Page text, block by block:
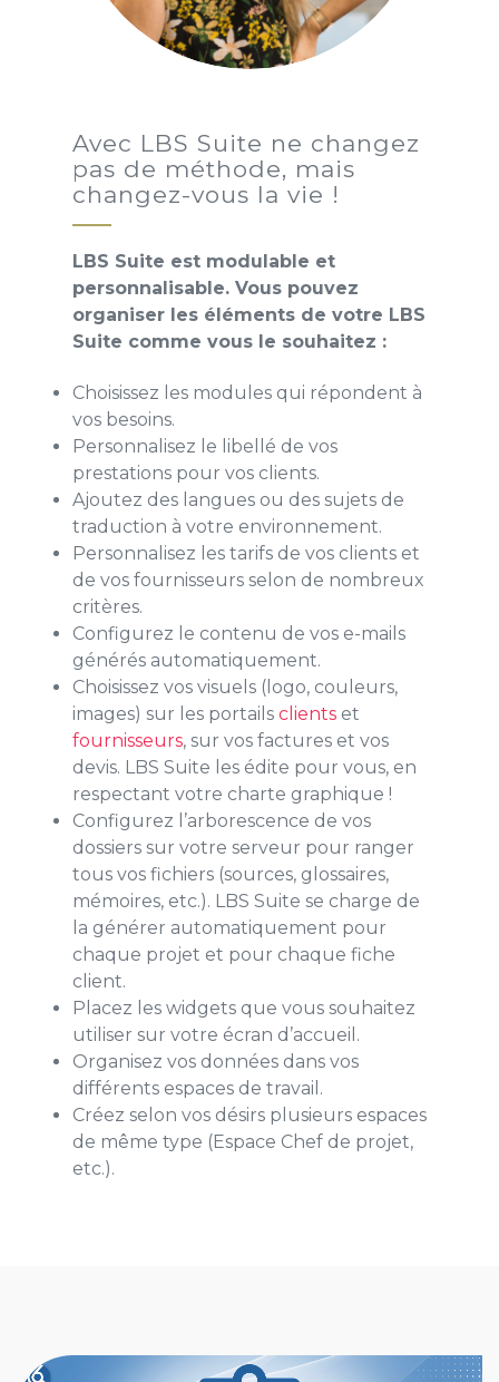
Avec LBS Suite ne changez
pas de méthode, mais
changez-vous la vie !
LBS Suite est modulable et
personnalisable. Vous pouvez
organiser les éléments de votre LBS
Suite comme vous le souhaitez :
Choisissez les modules qui répondent à
vos besoins.
Personnalisez le libellé de vos
prestations pour vos clients.
Ajoutez des langues ou des sujets de
traduction à votre environnement.
Personnalisez les tarifs de vos clients et
de vos fournisseurs selon de nombreux
critères.
Configurez le contenu de vos e-mails
générés automatiquement.
Choisissez vos visuels (logo, couleurs,
images) sur les portails clients et
fournisseurs, sur vos factures et vos
devis. LBS Suite les édite pour vous, en
respectant votre charte graphique !
Configurez l’arborescence de vos
dossiers sur votre serveur pour ranger
tous vos fichiers (sources, glossaires,
mémoires, etc.). LBS Suite se charge de
la générer automatiquement pour
chaque projet et pour chaque fiche
client.
Placez les widgets que vous souhaitez
utiliser sur votre écran d’accueil.
Organisez vos données dans vos
différents espaces de travail.
Créez selon vos désirs plusieurs espaces
de même type (Espace Chef de projet,
etc.).